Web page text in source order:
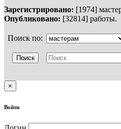
Зарегистрировано: [1974]
Опубликовано: [32814] работы.
Поиск по:
×
Войти